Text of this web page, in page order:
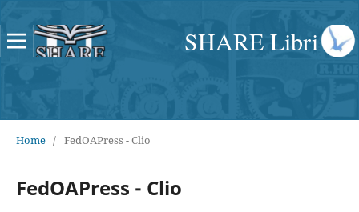
SHARE Libri
Home / FedOAPress - Clio
FedOAPress - Clio